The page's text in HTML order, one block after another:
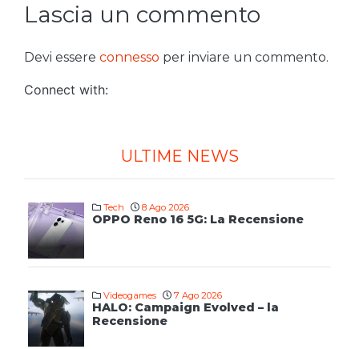
Lascia un commento
Devi essere connesso per inviare un commento.
Connect with:
ULTIME NEWS
Tech 8 Ago 2026
OPPO Reno 16 5G: La Recensione
Videogames 7 Ago 2026
HALO: Campaign Evolved – la
Recensione